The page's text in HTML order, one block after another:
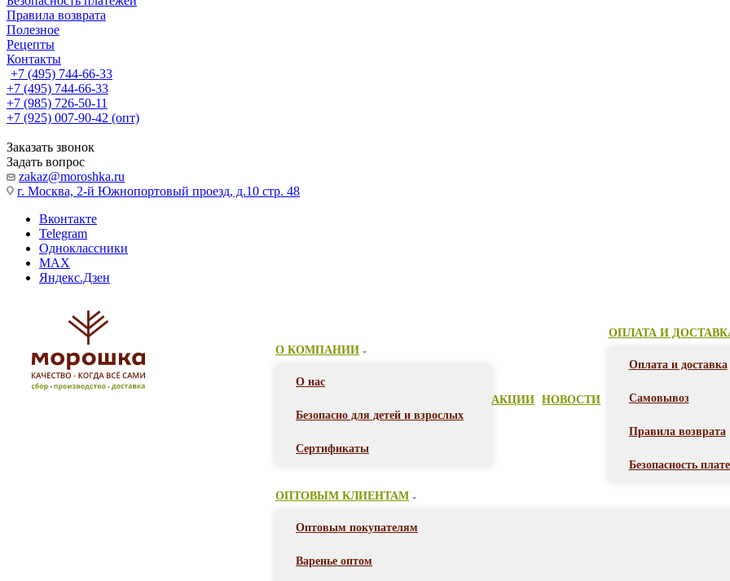
Правила возврата
Полезное
Рецепты
Контакты
+7 (495) 744-66-33
+7 (495) 744-66-33
+7 (985) 726-50-11
+7 (925) 007-90-42 (опт)
Заказать звонок
Задать вопрос
zakaz@moroshka.ru
г. Москва, 2-й Южнопортовый проезд, д.10 стр. 48
Вконтакте
Telegram
Одноклассники
MAX
Яндекс.Дзен
О КОМПАНИИ
О нас
Безопасно для детей и взрослых
Сертификаты
АКЦИИ НОВОСТИ
ОПЛАТА И
Оплата и доставка
Самовывоз
Правила возврата
Безопасность
ОПТОВЫМ КЛИЕНТАМ
Оптовым покупателям
Варенье оптом